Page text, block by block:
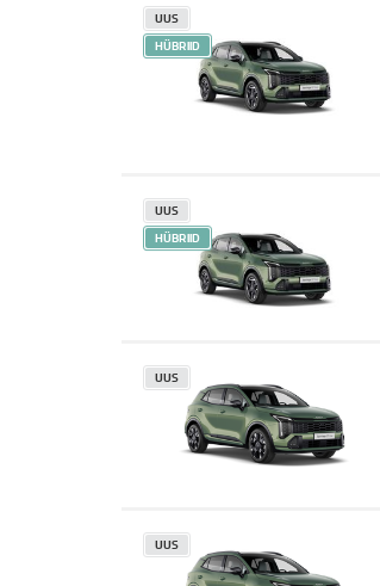
UUS
HÜBRIID
UUS
HÜBRIID
UUS
UUS